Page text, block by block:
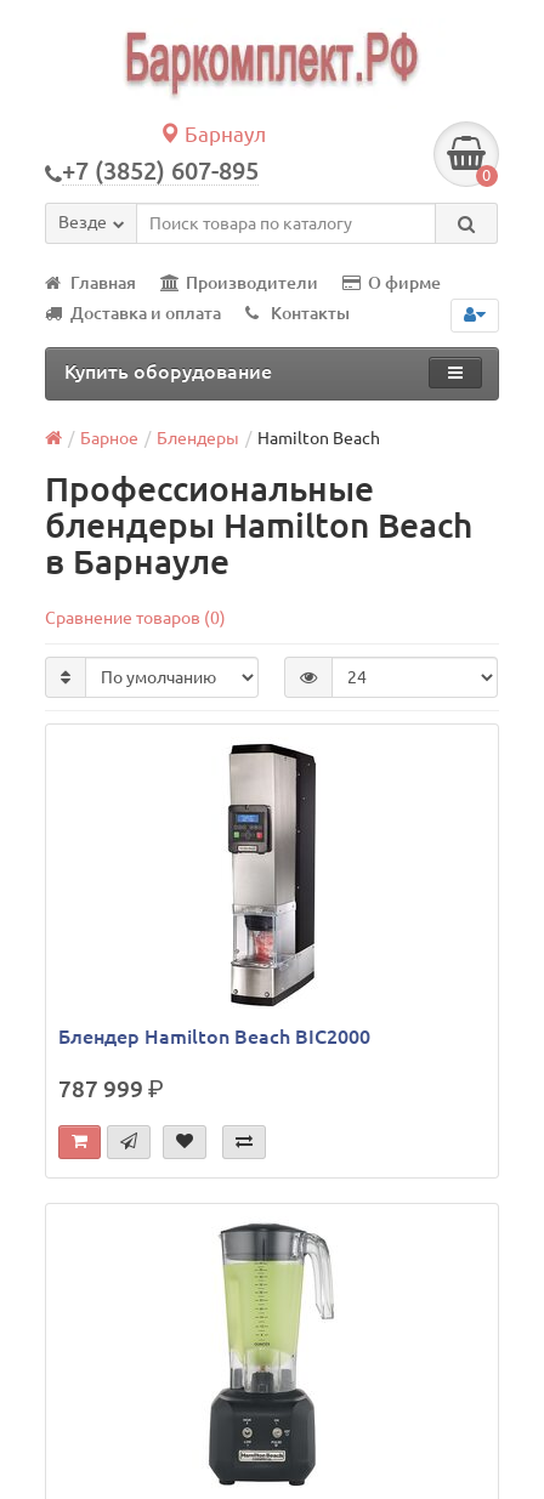
Барнаул
+7 (3852) 607-895 0
Везде
Главная Производители
О фирме
Доставка и оплата
Контакты
Купить оборудование
Барное Блендеры Hamilton Beach
Профессиональные
блендеры Hamilton Beach
в Барнауле
Сравнение товаров (0)
Блендер Hamilton Beach BIC2000
787 999р.